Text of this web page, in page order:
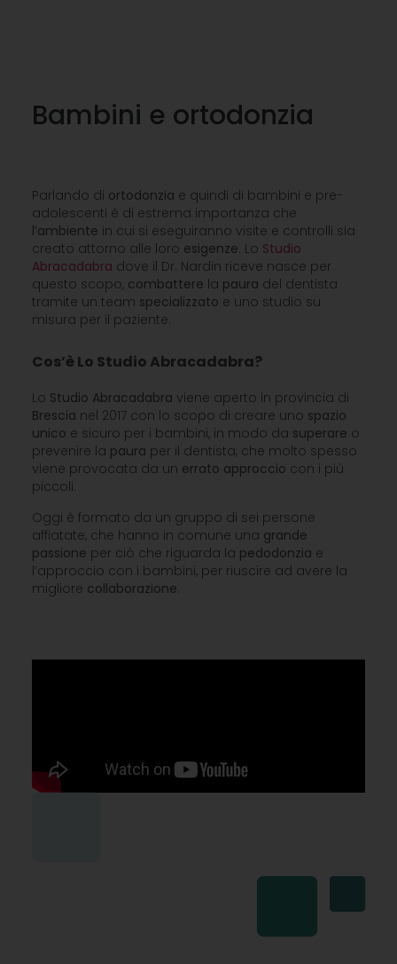
Bambini e ortodonzia
Parlando di ortodonzia e quindi di bambini e pre-
adolescenti è di estrema importanza che
l’ambiente in cui si eseguiranno visite e controlli sia
creato attorno alle loro esigenze. Lo Studio
Abracadabra dove il Dr. Nardin riceve nasce per
questo scopo, combattere la paura del dentista
tramite un team specializzato e uno studio su
misura per il paziente.
Cos’è Lo Studio Abracadabra?
Lo Studio Abracadabra viene aperto in provincia di
Brescia nel 2017 con lo scopo di creare uno spazio
unico e sicuro per i bambini, in modo da superare o
prevenire la paura per il dentista, che molto spesso
viene provocata da un errato approccio con i più
piccoli.
Oggi è formato da un gruppo di sei persone
affiatate, che hanno in comune una grande
passione per ciò che riguarda la pedodonzia e
l’approccio con i bambini, per riuscire ad avere la
migliore collaborazione.